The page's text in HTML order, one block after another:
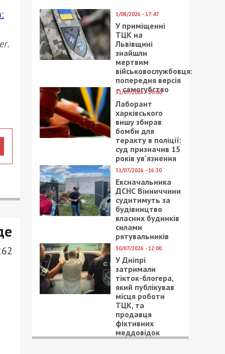
.
1/08/2026 - 17:47
У приміщенні
ТЦК на
Львівщині
знайшли
мертвим
військовослужбовця:
попередня версія
– самогубство
31/07/2026 - 20:00
Лаборант
харківського
вишу збирав
бомби для
теракту в поліції:
суд призначив 15
років ув’язнення
31/07/2026 - 16:30
Ексначальника
ДСНС Вінниччини
судитимуть за
будівництво
власних будинків
силами
рятувальників
30/07/2026 - 12:00
У Дніпрі
затримали
тікток-блогера,
який публікував
місця роботи
ТЦК, та
продавця
фіктивних
меддовідок